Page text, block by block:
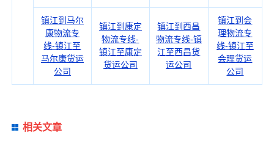
镇江到马尔
康物流专
线-镇江至
马尔康货运
公司
镇江到康定
物流专线-
镇江至康定
货运公司
镇江到西昌
物流专线-镇
江至西昌货
运公司
镇江到会
理物流专
线-镇江至
会理货运
公司
相关文章